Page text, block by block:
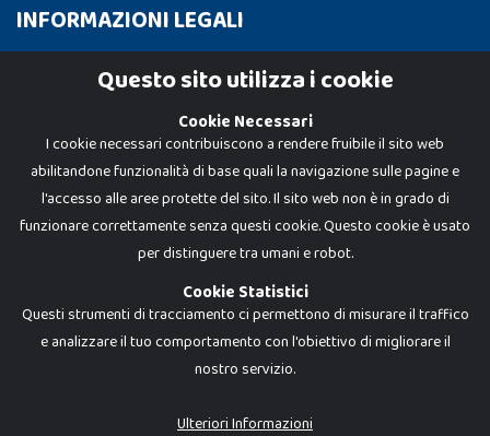
INFORMAZIONI LEGALI
Cookie Policy
Dadi e Mattoncini è un brand di Giocabene Srl. Ogni riproduzione o utilizzo non
I prezzi e le promozioni pubblicate potrebbero differire da quanto esposto in
Questo sito utilizza i cookie
Cookie Necessari
I cookie necessari contribuiscono a rendere fruibile il sito web
abilitandone funzionalità di base quali la navigazione sulle pagine e
l'accesso alle aree protette del sito. Il sito web non è in grado di
funzionare correttamente senza questi cookie. Questo cookie è usato
per distinguere tra umani e robot.
Cookie Statistici
Questi strumenti di tracciamento ci permettono di misurare il traffico
e analizzare il tuo comportamento con l'obiettivo di migliorare il
nostro servizio.
Ulteriori Informazioni